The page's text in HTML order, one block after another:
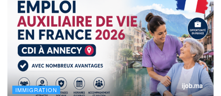
IMMIGRATION